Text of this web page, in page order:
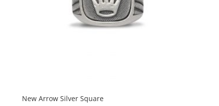
New Arrow Silver Square